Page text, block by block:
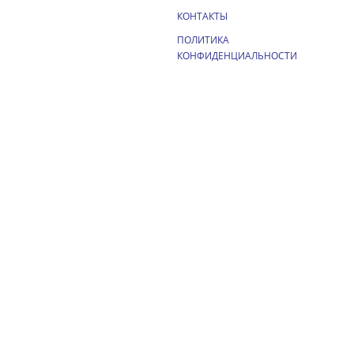
КОНТАКТЫ
ПОЛИТИКА
КОНФИДЕНЦИАЛЬНОСТИ